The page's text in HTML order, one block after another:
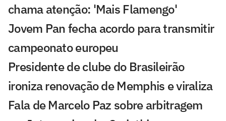
chama atenção: 'Mais Flamengo'
Jovem Pan fecha acordo para transmitir
campeonato europeu
Presidente de clube do Brasileirão
ironiza renovação de Memphis e viraliza
Fala de Marcelo Paz sobre arbitragem